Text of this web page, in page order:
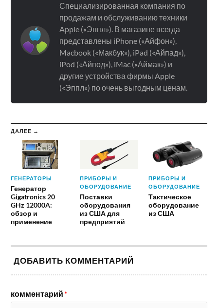
Специализированная компания по
продажам и обслуживанию техники
Apple («Эппл»). В магазине всегда
представлены iPhone («Айфон»),
Macbook («Макбук»), iPad («Айпад»),
iPod («Айпод»), iMac («Аймак») и
другие устройства фирмы Apple
(«Эппл») по очень выгодным ценам.
ДАЛЕЕ →
ГЕНЕРАТОРЫ
Генератор
Gigatronics 20
GHz 12000A:
обзор и
применение
ПРИБОРЫ И
ОБОРУДОВАНИЕ
Поставки
оборудования
из США для
предприятий
ПРИБОРЫ И
ОБОРУДОВАНИЕ
Тактическое
оборудование
из США
ДОБАВИТЬ КОММЕНТАРИЙ
комментарий*